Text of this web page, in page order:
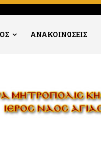
ΑΝΑΚΟΙΝΩΣΕΙΣ